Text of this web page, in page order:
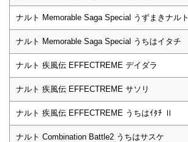
ナルト Memorable Saga Special うずまきナルト
ナルト Memorable Saga Special うちはイタチ
ナルト 疾風伝 EFFECTREME デイダラ
ナルト 疾風伝 EFFECTREME サソリ
ナルト 疾風伝 EFFECTREME うちはｲﾀﾁ Ⅱ
ナルト Combination Battle2 うちはサスケ